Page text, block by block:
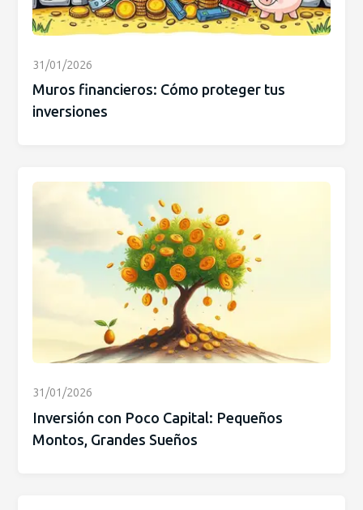
31/01/2026
Muros financieros: Cómo proteger tus
inversiones
31/01/2026
Inversión con Poco Capital: Pequeños
Montos, Grandes Sueños